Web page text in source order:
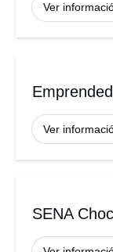
Ver
Ver
SENA